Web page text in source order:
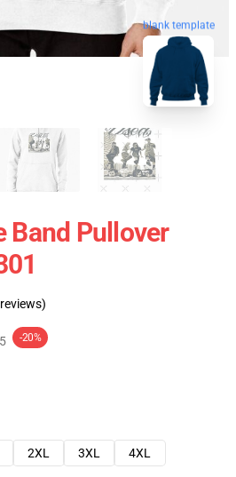
blank template
Band Pullover
-20%
2XL 3XL
4XL